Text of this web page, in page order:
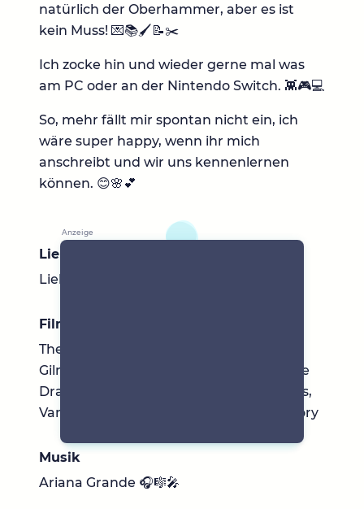
natürlich der Oberhammer, aber es ist
kein Muss! 💌📚🖌📝✂️
Ich zocke hin und wieder gerne mal was
am PC oder an der Nintendo Switch. 👾🎮💻
So, mehr fällt mir spontan nicht ein, ich
wäre super happy, wenn ihr mich
anschreibt und wir uns kennenlernen
können. 😊🌸💕
Lieblingsbücher
Liebesromane, Thriller, Horror
Filme & Serien
The Walking Dead, Manifest, Gossip Girl,
Gilmore Girls, Breaking Bad, Koreanische
Dramen, Friends, Desperate Housewives,
Vampire Diaries, You, The Big Bang Theory
Musik
Ariana Grande 🎧🎼🎤